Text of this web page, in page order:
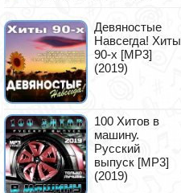
Девяностые
Навсегда! Хиты
90-х [MP3]
(2019)
100 Хитов в
машину.
Русский
выпуск [MP3]
(2019)